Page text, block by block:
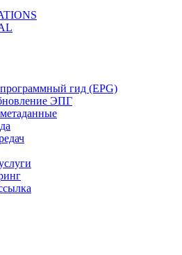
гид (EPG)
ЭПГ